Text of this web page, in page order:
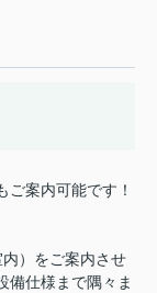
案内可能です！
）をご案内させ
備仕様まで隅々ま